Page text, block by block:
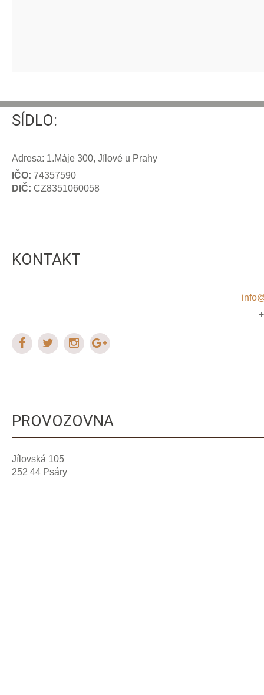
SÍDLO:
Adresa: 1.Máje 300, Jílové u Prahy
IČO: 74357590
DIČ: CZ8351060058
KONTAKT
PROVOZOVNA
Jílovská 105
252 44 Psáry